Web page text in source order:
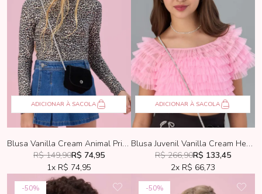
ADICIONAR À SACOLA
Blusa Vanilla Cream Animal Print Purple
R$ 149,90R$ 74,95
1x R$ 74,95
ADICIONAR À SACOLA
Blusa Juvenil Vanilla Cream Heart
R$ 266,90R$ 133,45
2x R$ 66,73
50% 50%